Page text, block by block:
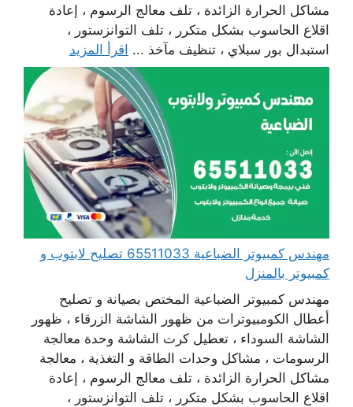
مشاكل الحرارة الزائدة ، تلف معالج الرسوم ، إعادة
اقلاع الحاسوب بشكل متكرر ، تلف التوانزستور ،
استبدال بور سبلاي ، تنظيف مآخذ ... اقرأ المزيد
مهندس كمبيوتر الضباعية 65511033 تصليح لابتوب و
كمبيوتر بالمنزل
مهندس كمبيوتر الضباعية المختص بصيانة و تصليح
أعطال الكومبيوترات من ظهور الشاشة الزرقاء ، ظهور
الشاشة السوداء ، تعطيل كرت الشاشة وحدة معالجة
الرسومات ، مشاكل وحدات الطاقة و التغذية ، معالجة
مشاكل الحرارة الزائدة ، تلف معالج الرسوم ، إعادة
اقلاع الحاسوب بشكل متكرر ، تلف التوانزستور ،